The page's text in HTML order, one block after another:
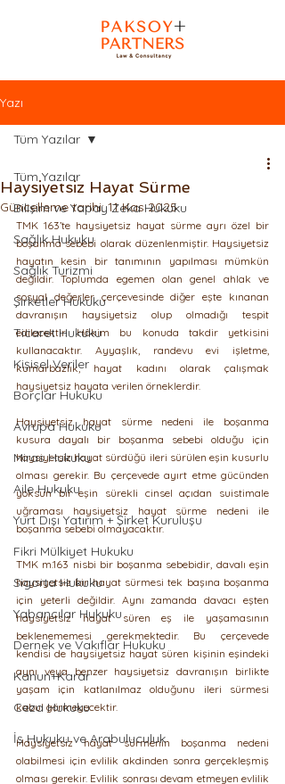
Yazı
Tüm Yazılar
Bilişim ve Yapay Zeka Hukuku
Sağlık Hukuku
Sağlık Turizmi
Şirketler Hukuku
Ticaret Hukuku
Kişisel Veriler
Borçlar Hukuku
Avrupa Hukuku
Miras Hukuku
Aile Hukuku
Yurt Dışı Yatırım + Şirket Kuruluşu
Fikri Mülkiyet Hukuku
Sigorta Hukuku
Yabancılar Hukuku
Dernek ve Vakıflar Hukuku
Kanun+Karar
Ceza Hukuku
İş Hukuku ve Arabuluculuk
Tüm Yazılar
Haysiyetsiz Hayat Sürme
Güncelleme tarihi:11 Kas 2025
TMK 163’te haysiyetsiz hayat sürme ayrı özel bir
boşanma sebebi olarak düzenlenmiştir. Haysiyetsiz
hayatın kesin bir tanımının yapılması mümkün
değildir. Toplumda egemen olan genel ahlak ve
sosyal değerler çerçevesinde diğer eşte kınanan
davranışın haysiyetsiz olup olmadığı tespit
edilecektir. Hâkim bu konuda takdir yetkisini
kullanacaktır. Ayyaşlık, randevu evi işletme,
kumarbazlık, hayat kadını olarak çalışmak
haysiyetsiz hayata verilen örneklerdir.
Haysiyetsiz hayat sürme nedeni ile boşanma
kusura dayalı bir boşanma sebebi olduğu için
haysiyetsiz hayat sürdüğü ileri sürülen eşin kusurlu
olması gerekir. Bu çerçevede ayırt etme gücünden
yoksun bir eşin sürekli cinsel açıdan suistimale
uğraması haysiyetsiz hayat sürme nedeni ile
boşanma sebebi olmayacaktır.
TMK m.163 nisbi bir boşanma sebebidir, davalı eşin
haysiyetsiz bir hayat sürmesi tek başına boşanma
için yeterli değildir. Aynı zamanda davacı eşten
haysiyetsiz hayat süren eş ile yaşamasının
beklenememesi gerekmektedir. Bu çerçevede
kendisi de haysiyetsiz hayat süren kişinin eşindeki
aynı veya benzer haysiyetsiz davranışın birlikte
yaşam için katlanılmaz olduğunu ileri sürmesi
kabul görmeyecektir.
Haysiyetsiz hayat sürmenin boşanma nedeni
olabilmesi için evlilik akdinden sonra gerçekleşmiş
olması gerekir. Evlilik sonrası devam etmeyen evlilik